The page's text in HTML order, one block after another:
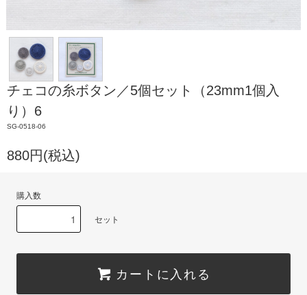
チェコの糸ボタン／5個セット（23mm1個入
り）6
SG-0518-06
880円(税込)
購入数
セット
カートに入れる